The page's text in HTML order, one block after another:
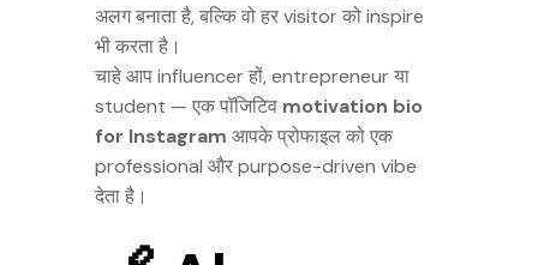
अलग बनाता है, बल्कि वो हर visitor को inspire
भी करता है।
चाहे आप influencer हों, entrepreneur या
student — एक पॉजिटिव motivation bio
for Instagram आपके प्रोफाइल को एक
professional और purpose-driven vibe
देता है।